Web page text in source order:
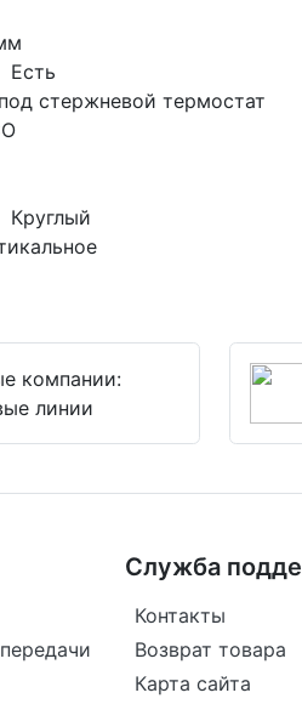
Есть
стержневой термостат
Круглый
компании:
линии
Служба
Контакты
Возврат товара
Карта сайта